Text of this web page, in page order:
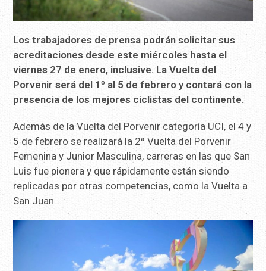
Los trabajadores de prensa podrán solicitar sus
acreditaciones desde este miércoles hasta el
viernes 27 de enero, inclusive. La Vuelta del
Porvenir será del 1º al 5 de febrero y contará con la
presencia de los mejores ciclistas del continente.
Además de la Vuelta del Porvenir categoría UCI, el 4 y
5 de febrero se realizará la 2ª Vuelta del Porvenir
Femenina y Junior Masculina, carreras en las que San
Luis fue pionera y que rápidamente están siendo
replicadas por otras competencias, como la Vuelta a
San Juan.